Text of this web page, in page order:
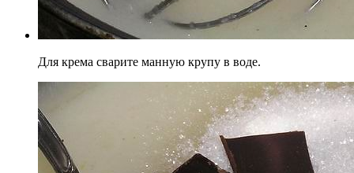
Для крема сварите манную крупу в воде.